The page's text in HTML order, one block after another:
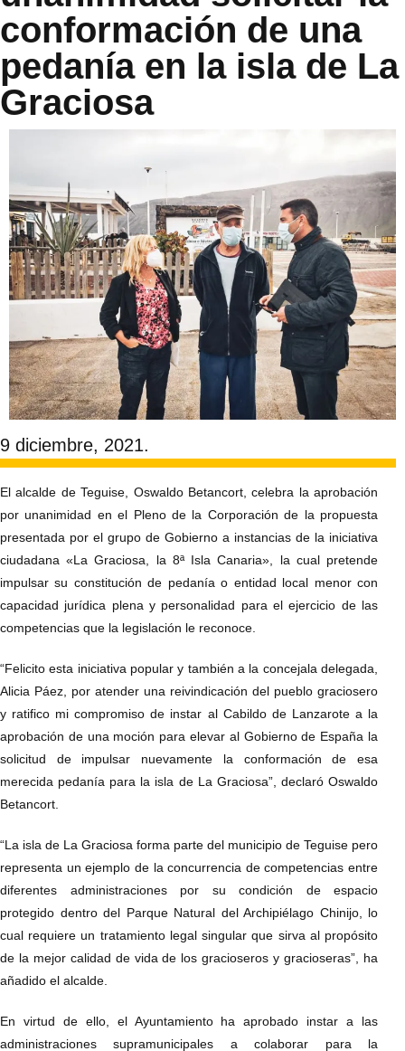
conformación de una
pedanía en la isla de La
Graciosa
9 diciembre, 2021.
El alcalde de Teguise, Oswaldo Betancort, celebra la aprobación
por unanimidad en el Pleno de la Corporación de la propuesta
presentada por el grupo de Gobierno a instancias de la iniciativa
ciudadana «La Graciosa, la 8ª Isla Canaria», la cual pretende
impulsar su constitución de pedanía o entidad local menor con
capacidad jurídica plena y personalidad para el ejercicio de las
competencias que la legislación le reconoce.
“Felicito esta iniciativa popular y también a la concejala delegada,
Alicia Páez, por atender una reivindicación del pueblo graciosero
y ratifico mi compromiso de instar al Cabildo de Lanzarote a la
aprobación de una moción para elevar al Gobierno de España la
solicitud de impulsar nuevamente la conformación de esa
merecida pedanía para la isla de La Graciosa”, declaró Oswaldo
Betancort.
“La isla de La Graciosa forma parte del municipio de Teguise pero
representa un ejemplo de la concurrencia de competencias entre
diferentes administraciones por su condición de espacio
protegido dentro del Parque Natural del Archipiélago Chinijo, lo
cual requiere un tratamiento legal singular que sirva al propósito
de la mejor calidad de vida de los gracioseros y gracioseras”, ha
añadido el alcalde.
En virtud de ello, el Ayuntamiento ha aprobado instar a las
administraciones supramunicipales a colaborar para la